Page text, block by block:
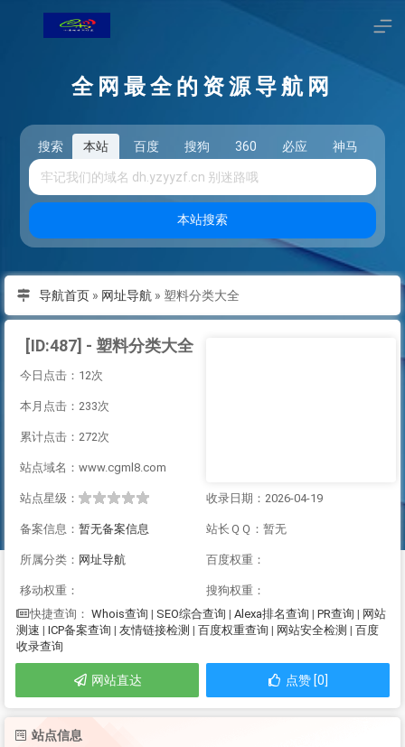
全网最全的资源导航网
搜索 本站 百度 搜狗 360 必应 神马
本站搜索
导航首页» 网址导航 » 塑料分类大全
[ID:487] - 塑料分类大全
今日点击：12次
本月点击：233次
累计点击：272次
站点域名：www.cgml8.com
站点星级： 收录日期：2026-04-19
备案信息： 暂无备案信息 站长ＱＱ：暂无
所属分类： 网址导航 百度权重：
移动权重： 搜狗权重：
快捷查询： Whois查询 | SEO综合查询 | Alexa排名查询 | PR查询 | 网站
测速 | ICP备案查询 | 友情链接检测 | 百度权重查询 | 网站安全检测 | 百度
收录查询
网站直达 点赞 [0]
站点信息